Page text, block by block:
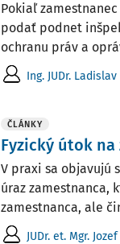
Pokiaľ
podať podnet
ochranu práv a
Ing. JUDr.
ČLÁNKY
Fyzický útok
V praxi sa objavujú
úraz zamestnanca,
zamestnanca, ale
JUDr. et. Mgr.